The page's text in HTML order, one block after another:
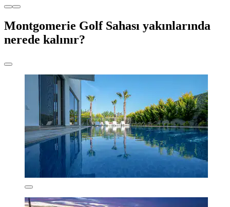
Montgomerie Golf Sahası yakınlarında
nerede kalınır?